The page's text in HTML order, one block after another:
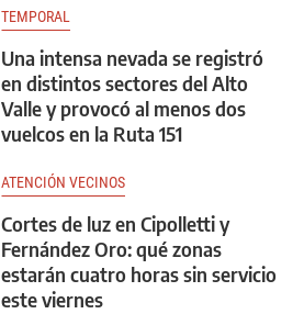
TEMPORAL
Una intensa nevada se registró
en distintos sectores del Alto
Valle y provocó al menos dos
vuelcos en la Ruta 151
ATENCIÓN VECINOS
Cortes de luz en Cipolletti y
Fernández Oro: qué zonas
estarán cuatro horas sin servicio
este viernes